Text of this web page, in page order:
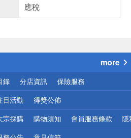
應稅
送
請小心！
more
錄 分店資訊 保險服務
目活動 得獎公佈
宗採購 購物須知 會員服務條款 隱